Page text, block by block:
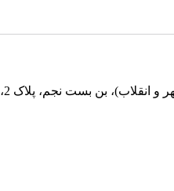
تهران، خیابان فلسطین، (بین بزرگمهر و انقلاب)، بن بست نجم، پلاک 2،